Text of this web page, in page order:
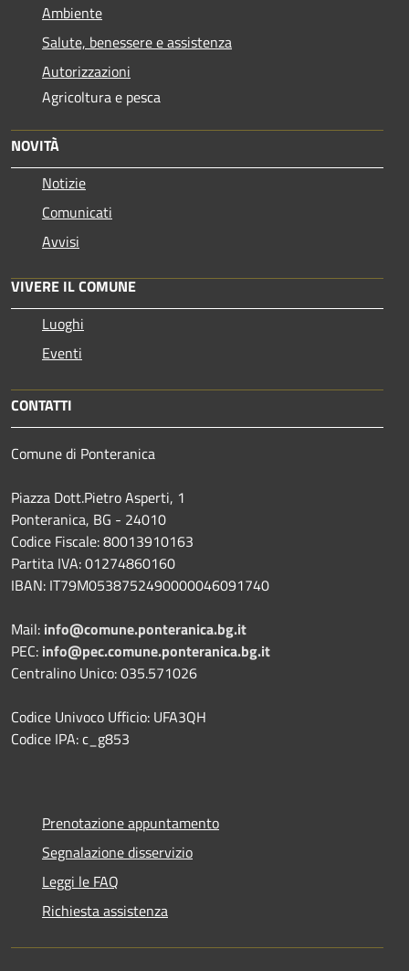
Ambiente
Salute, benessere e assistenza
Autorizzazioni
Agricoltura e pesca
NOVITÀ
Notizie
Comunicati
Avvisi
VIVERE IL COMUNE
Luoghi
Eventi
CONTATTI
Comune di Ponteranica
Piazza Dott.Pietro Asperti, 1
Ponteranica, BG - 24010
Codice Fiscale: 80013910163
Partita IVA: 01274860160
IBAN: IT79M0538752490000046091740
Mail: info@comune.ponteranica.bg.it
PEC: info@pec.comune.ponteranica.bg.it
Centralino Unico: 035.571026
Codice Univoco Ufficio: UFA3QH
Codice IPA: c_g853
Prenotazione appuntamento
Segnalazione disservizio
Leggi le FAQ
Richiesta assistenza